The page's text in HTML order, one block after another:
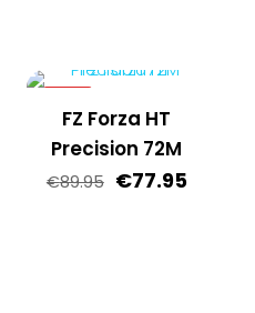
FZ Forza HT
Precision 72M
€89.95 €77.95